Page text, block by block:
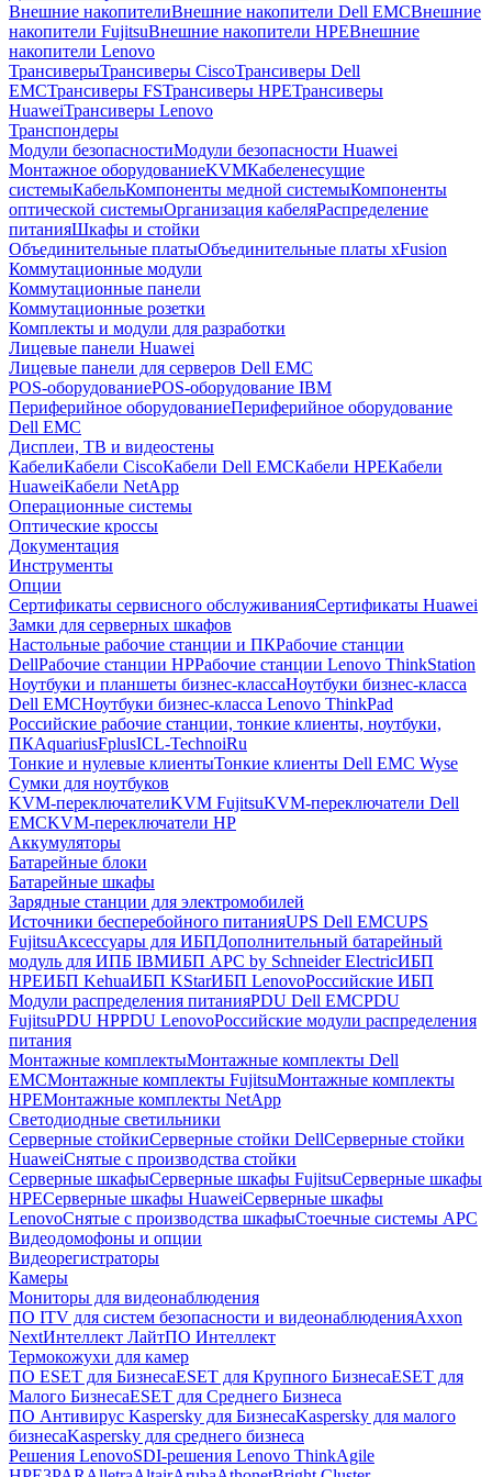
Внешние накопителиВнешние накопители Dell EMCВнешние
накопители FujitsuВнешние накопители HPEВнешние
накопители Lenovo
ТрансиверыТрансиверы CiscoТрансиверы Dell
EMCТрансиверы FSТрансиверы HPEТрансиверы
HuaweiТрансиверы Lenovo
Транспондеры
Модули безопасностиМодули безопасности Huawei
Монтажное оборудованиеKVMКабеленесущие
системыКабельКомпоненты медной системыКомпоненты
оптической системыОрганизация кабеляРаспределение
питанияШкафы и стойки
Объединительные платыОбъединительные платы xFusion
Коммутационные модули
Коммутационные панели
Коммутационные розетки
Комплекты и модули для разработки
Лицевые панели Huawei
Лицевые панели для серверов Dell EMC
POS-оборудованиеPOS-оборудование IBM
Периферийное оборудованиеПериферийное оборудование
Dell EMC
Дисплеи, ТВ и видеостены
КабелиКабели CiscoКабели Dell EMCКабели HPEКабели
HuaweiКабели NetApp
Операционные системы
Оптические кроссы
Документация
Инструменты
Опции
Сертификаты сервисного обслуживанияСертификаты Huawei
Замки для серверных шкафов
Настольные рабочие станции и ПКРабочие станции
DellРабочие станции HPРабочие станции Lenovo ThinkStation
Ноутбуки и планшеты бизнес-классаНоутбуки бизнес-класса
Dell EMCНоутбуки бизнес-класса Lenovo ThinkPad
Российские рабочие станции, тонкие клиенты, ноутбуки,
ПКAquariusFplusICL-TechnoiRu
Тонкие и нулевые клиентыТонкие клиенты Dell EMC Wyse
Сумки для ноутбуков
KVM-переключателиKVM FujitsuKVM-переключатели Dell
EMCKVM-переключатели HP
Аккумуляторы
Батарейные блоки
Батарейные шкафы
Зарядные станции для электромобилей
Источники бесперебойного питанияUPS Dell EMCUPS
FujitsuАксессуары для ИБПДополнительный батарейный
модуль для ИПБ IBMИБП APC by Schneider ElectricИБП
HPEИБП KehuaИБП KStarИБП LenovoРоссийские ИБП
Модули распределения питанияPDU Dell EMCPDU
FujitsuPDU HPPDU LenovoРоссийские модули распределения
питания
Монтажные комплектыМонтажные комплекты Dell
EMCМонтажные комплекты FujitsuМонтажные комплекты
HPEМонтажные комплекты NetApp
Светодиодные светильники
Серверные стойкиСерверные стойки DellСерверные стойки
HuaweiСнятые с производства стойки
Серверные шкафыСерверные шкафы FujitsuСерверные шкафы
HPEСерверные шкафы HuaweiСерверные шкафы
LenovoСнятые с производства шкафыСтоечные системы APC
Видеодомофоны и опции
Видеорегистраторы
Камеры
Мониторы для видеонаблюдения
ПО ITV для систем безопасности и видеонаблюденияAxxon
NextИнтеллект ЛайтПО Интеллект
Термокожухи для камер
ПО ESET для БизнесаESET для Крупного БизнесаESET для
Малого БизнесаESET для Среднего Бизнеса
ПО Антивирус Kaspersky для БизнесаKaspersky для малого
бизнесаKaspersky для среднего бизнеса
Решения LenovoSDI-решения Lenovo ThinkAgile